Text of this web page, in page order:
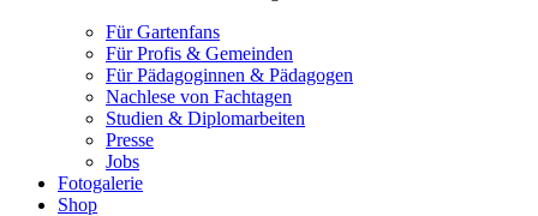
Für Gartenfans
Für Profis & Gemeinden
Für Pädagoginnen & Pädagogen
Nachlese von Fachtagen
Studien & Diplomarbeiten
Presse
Jobs
Fotogalerie
Shop